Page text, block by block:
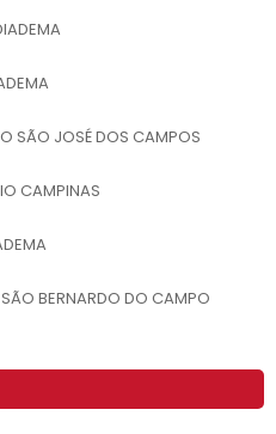
SÃO JOSÉ DOS CAMPOS
CAMPINAS
BERNARDO DO CAMPO
GUARULHOS